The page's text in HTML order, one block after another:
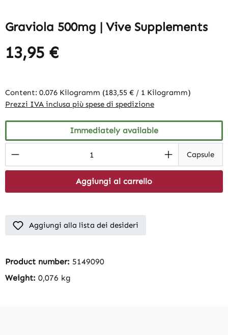
Graviola 500mg | Vive Supplements
13,95 €
Content: 0.076 Kilogramm (183,55 € / 1 Kilogramm)
Prezzi IVA inclusa più spese di spedizione
Immediately available
Product Quantity: Enter the desiredCapsule
Aggiungi al carrello
Aggiungi alla lista dei desideri
Product number: 5149090
Weight: 0,076 kg